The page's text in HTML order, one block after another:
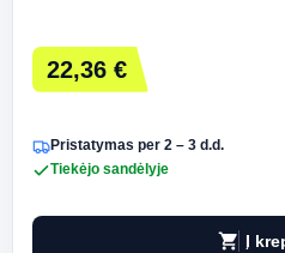
22,36 €
Pristatymas per 2 – 3 d.d.
Tiekėjo sandėlyje
shopping_cart Į